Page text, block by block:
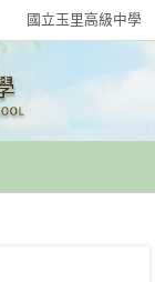
國立玉里高級中學